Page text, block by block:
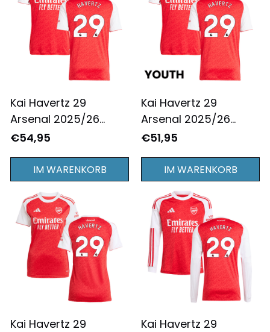
Kai Havertz 29
Arsenal 2025/26
Heimtrikot für Herren
€54,95
IM WARENKORB
Kai Havertz 29
Arsenal 2025/26
Heimtrikot für
€51,95
IM WARENKORB
Kai Havertz 29
Kai Havertz 29